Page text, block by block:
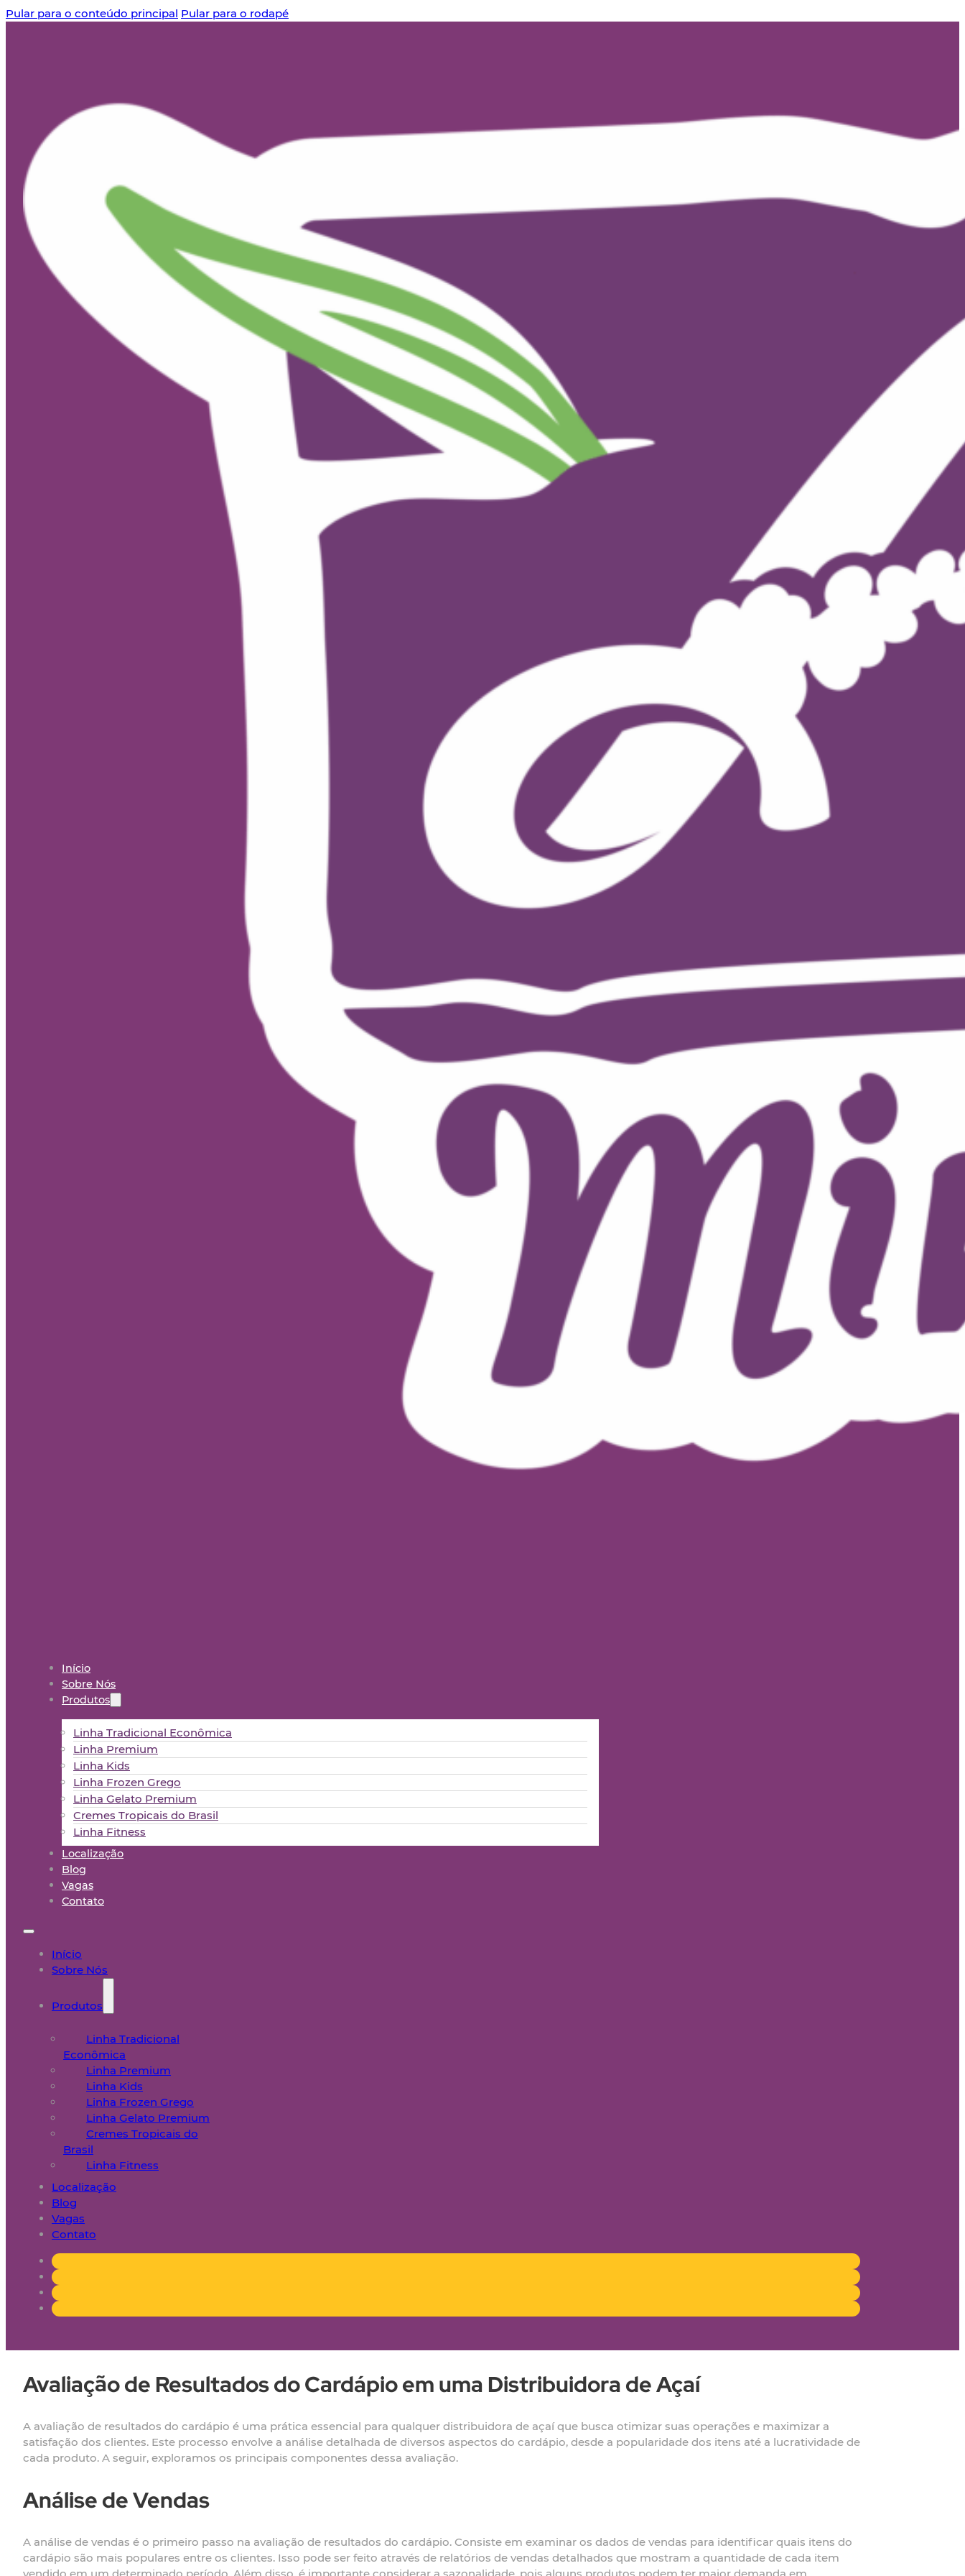
Pular para o conteúdo principal Pular para o rodapé
Início
Sobre Nós
Produtos
Linha Tradicional Econômica
Linha Premium
Linha Kids
Linha Frozen Grego
Linha Gelato Premium
Cremes Tropicais do Brasil
Linha Fitness
Localização
Blog
Vagas
Contato
Início
Sobre Nós
Produtos
Linha Tradicional
Econômica
Linha Premium
Linha Kids
Linha Frozen Grego
Linha Gelato Premium
Cremes Tropicais do
Brasil
Linha Fitness
Localização
Blog
Vagas
Contato
Avaliação de Resultados do Cardápio em uma Distribuidora de Açaí
A avaliação de resultados do cardápio é uma prática essencial para qualquer distribuidora de açaí que busca otimizar suas operações e maximizar a
satisfação dos clientes. Este processo envolve a análise detalhada de diversos aspectos do cardápio, desde a popularidade dos itens até a lucratividade de
cada produto. A seguir, exploramos os principais componentes dessa avaliação.
Análise de Vendas
A análise de vendas é o primeiro passo na avaliação de resultados do cardápio. Consiste em examinar os dados de vendas para identificar quais itens do
cardápio são mais populares entre os clientes. Isso pode ser feito através de relatórios de vendas detalhados que mostram a quantidade de cada item
vendido em um determinado período. Além disso, é importante considerar a sazonalidade, pois alguns produtos podem ter maior demanda em